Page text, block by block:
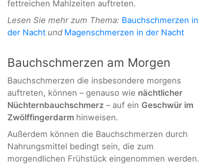
fettreichen Mahlzeiten auftreten.
Lesen Sie mehr zum Thema: Bauchschmerzen in
der Nacht und Magenschmerzen in der Nacht
Bauchschmerzen am Morgen
Bauchschmerzen die insbesondere morgens
auftreten, können – genauso wie nächtlicher
Nüchternbauchschmerz – auf ein Geschwür im
Zwölffingerdarm hinweisen.
Außerdem können die Bauchschmerzen durch
Nahrungsmittel bedingt sein, die zum
morgendlichen Frühstück eingenommen werden.